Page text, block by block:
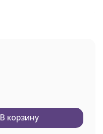
В корзину